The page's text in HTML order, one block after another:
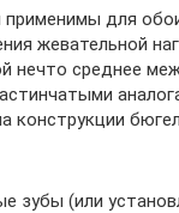
для
жевательной
нечто среднее
конструкции
зубы (или